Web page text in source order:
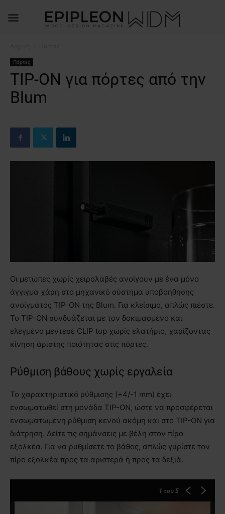
Πόρτες
TIP-ON για πόρτες από την
Blum
Οι μετώπες χωρίς χειρολαβές ανοίγουν με ένα μόνο
άγγιγμα χάρη στο μηχανικό σύστημα υποβοήθησης
ανοίγματος TIP-ON της Blum. Για κλείσιμο, απλώς πιέστε.
Το TIP-ON συνδυάζεται με τον δοκιμασμένο και
ελεγμένο μεντεσέ CLIP top χωρίς ελατήριο, χαρίζοντας
κίνηση άριστης ποιότητας στις πόρτες.
Ρύθμιση βάθους χωρίς εργαλεία
Το χαρακτηριστικό ρύθμισης (+4/-1 mm) έχει
ενσωματωθεί στη μονάδα TIP-ON, ώστε να προσφέρεται
ενσωματωμένη ρύθμιση κενού ακόμη και στο TIP-ON για
διάτρηση. Δείτε τις σημάνσεις με βέλη στον πίρο
εξολκέα. Για να ρυθμίσετε το βάθος, απλώς γυρίστε τον
πίρο εξολκέα προς τα αριστερά ή προς τα δεξιά.
1 του 5